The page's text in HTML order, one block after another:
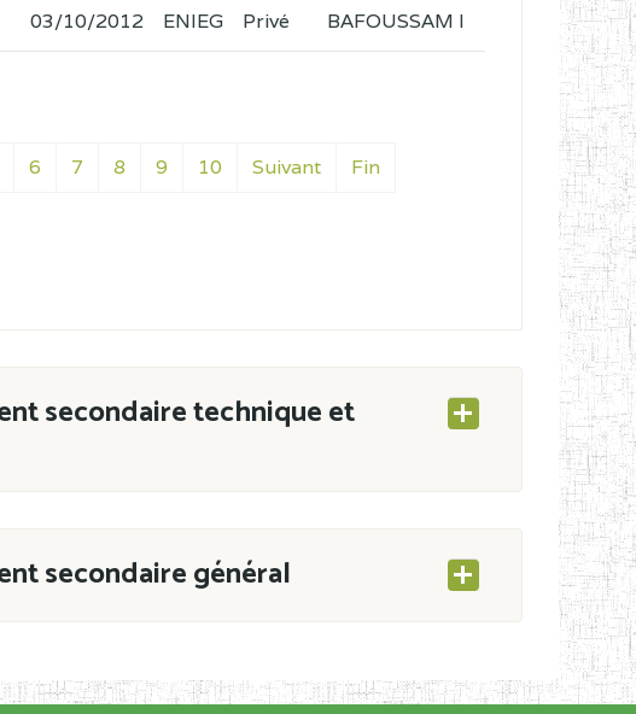
6 7 8 9 10 Suivant Fin
03/10/2012 ENIEG Privé BAFOUSSAM I
secondaire technique et
secondaire général
CAB du 21 mars 2011 portant ouverture